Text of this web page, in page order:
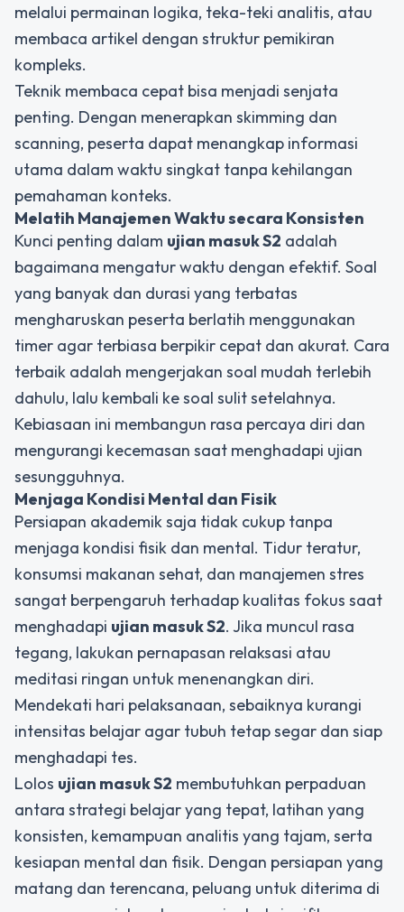
melalui permainan logika, teka-teki analitis, atau
membaca artikel dengan struktur pemikiran
kompleks.
Teknik membaca cepat bisa menjadi senjata
penting. Dengan menerapkan skimming dan
scanning, peserta dapat menangkap informasi
utama dalam waktu singkat tanpa kehilangan
pemahaman konteks.
Melatih Manajemen Waktu secara Konsisten
Kunci penting dalam ujian masuk S2 adalah
bagaimana mengatur waktu dengan efektif. Soal
yang banyak dan durasi yang terbatas
mengharuskan peserta berlatih menggunakan
timer agar terbiasa berpikir cepat dan akurat. Cara
terbaik adalah mengerjakan soal mudah terlebih
dahulu, lalu kembali ke soal sulit setelahnya.
Kebiasaan ini membangun rasa percaya diri dan
mengurangi kecemasan saat menghadapi ujian
sesungguhnya.
Menjaga Kondisi Mental dan Fisik
Persiapan akademik saja tidak cukup tanpa
menjaga kondisi fisik dan mental. Tidur teratur,
konsumsi makanan sehat, dan manajemen stres
sangat berpengaruh terhadap kualitas fokus saat
menghadapi ujian masuk S2. Jika muncul rasa
tegang, lakukan pernapasan relaksasi atau
meditasi ringan untuk menenangkan diri.
Mendekati hari pelaksanaan, sebaiknya kurangi
intensitas belajar agar tubuh tetap segar dan siap
menghadapi tes.
Lolos ujian masuk S2 membutuhkan perpaduan
antara strategi belajar yang tepat, latihan yang
konsisten, kemampuan analitis yang tajam, serta
kesiapan mental dan fisik. Dengan persiapan yang
matang dan terencana, peluang untuk diterima di